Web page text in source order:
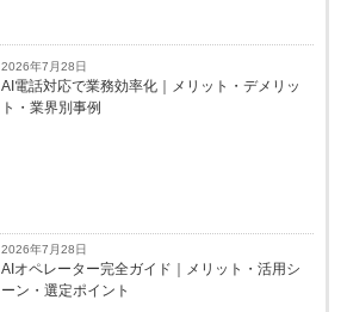
2026年7月28日
AI電話対応で業務効率化｜メリット・デメリッ
ト・業界別事例
2026年7月28日
AIオペレーター完全ガイド｜メリット・活用シ
ーン・選定ポイント